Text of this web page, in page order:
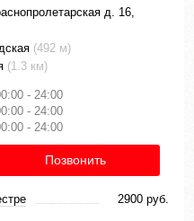
д. 16,
(492 м)
(1.3 км)
- 24:00
- 24:00
- 24:00
Позвонить
2900 руб.